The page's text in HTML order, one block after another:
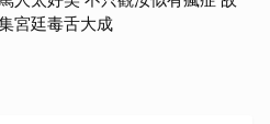
宮廷毒舌大成